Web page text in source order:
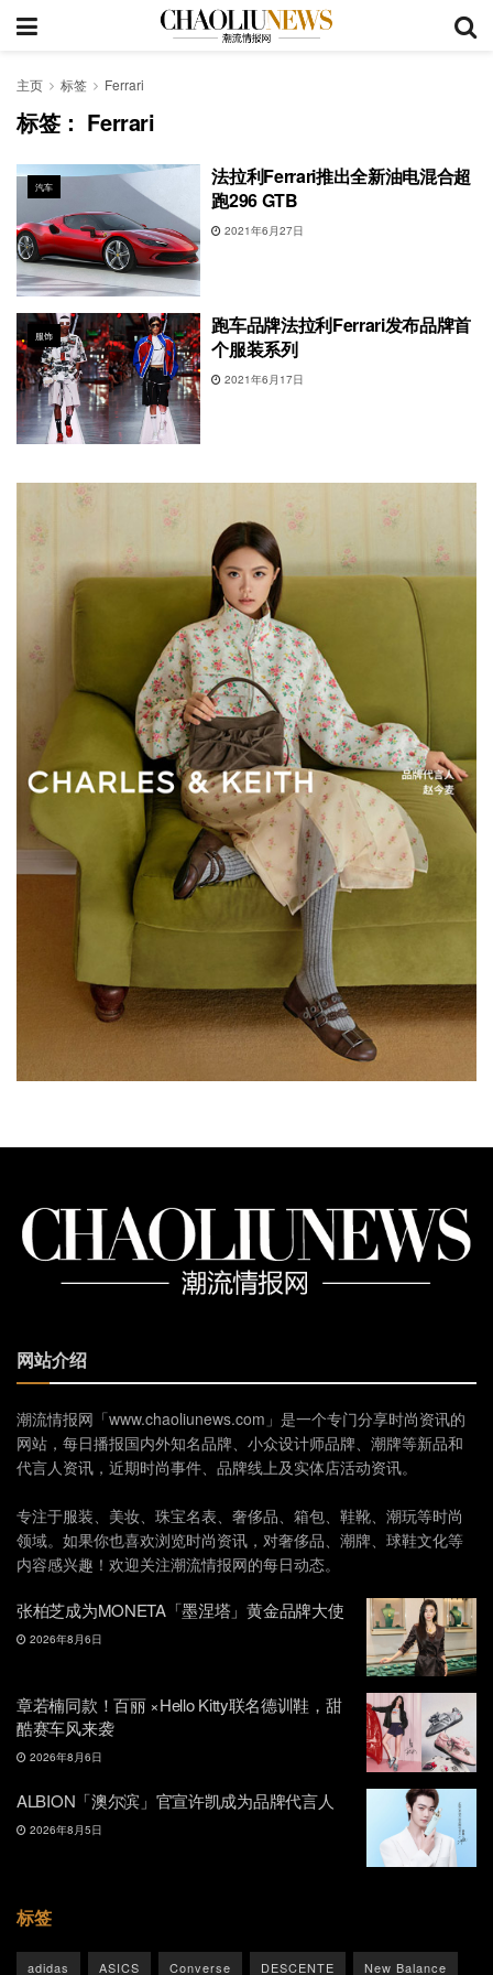
主页 标签 Ferrari
标签： Ferrari
汽车
法拉利Ferrari推出全新油电混合超
跑296 GTB
2021年6月27日
服饰
跑车品牌法拉利Ferrari发布品牌首
个服装系列
2021年6月17日
网站介绍
潮流情报网「www.chaoliunews.com」是一个专门分享时尚资讯的
网站，每日播报国内外知名品牌、小众设计师品牌、潮牌等新品和
代言人资讯，近期时尚事件、品牌线上及实体店活动资讯。
专注于服装、美妆、珠宝名表、奢侈品、箱包、鞋靴、潮玩等时尚
领域。如果你也喜欢浏览时尚资讯，对奢侈品、潮牌、球鞋文化等
内容感兴趣！欢迎关注潮流情报网的每日动态。
张柏芝成为MONETA「墨涅塔」黄金品牌大使
2026年8月6日
章若楠同款！百丽 ×Hello Kitty联名德训鞋，甜
酷赛车风来袭
2026年8月6日
ALBION「澳尔滨」官宣许凯成为品牌代言人
2026年8月5日
标签
adidas ASICS Converse DESCENTE New Balance